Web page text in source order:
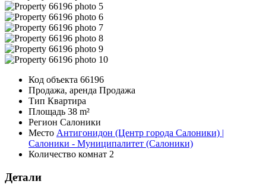
Код объекта 66196
Продажа, аренда Продажа
Тип Квартира
Площадь 38 m²
Регион Салоники
Место Антигонидон (Центр города Салоники) |
Салоники - Муниципалитет (Салоники)
Количество комнат 2
Детали